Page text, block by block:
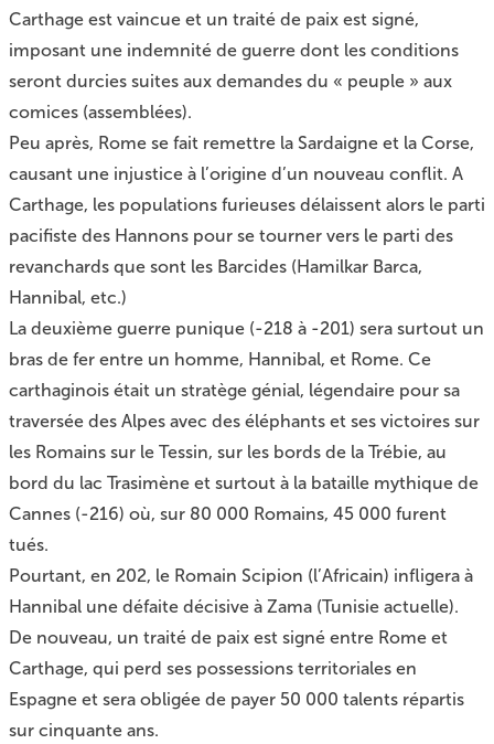
Carthage est vaincue et un traité de paix est signé,
imposant une indemnité de guerre dont les conditions
seront durcies suites aux demandes du « peuple » aux
comices (assemblées).
Peu après, Rome se fait remettre la Sardaigne et la Corse,
causant une injustice à l’origine d’un nouveau conflit. A
Carthage, les populations furieuses délaissent alors le parti
pacifiste des Hannons pour se tourner vers le parti des
revanchards que sont les Barcides (Hamilkar Barca,
Hannibal, etc.)
La deuxième guerre punique (-218 à -201) sera surtout un
bras de fer entre un homme, Hannibal, et Rome. Ce
carthaginois était un stratège génial, légendaire pour sa
traversée des Alpes avec des éléphants et ses victoires sur
les Romains sur le Tessin, sur les bords de la Trébie, au
bord du lac Trasimène et surtout à la bataille mythique de
Cannes (-216) où, sur 80 000 Romains, 45 000 furent
tués.
Pourtant, en 202, le Romain Scipion (l’Africain) infligera à
Hannibal une défaite décisive à Zama (Tunisie actuelle).
De nouveau, un traité de paix est signé entre Rome et
Carthage, qui perd ses possessions territoriales en
Espagne et sera obligée de payer 50 000 talents répartis
sur cinquante ans.